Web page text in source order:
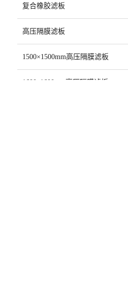
复合橡胶滤板
高压隔膜滤板
1500×1500mm高压隔膜滤板
1600x1600mm高压隔膜滤板